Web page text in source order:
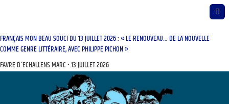
FRANÇAIS MON BEAU SOUCI DU 13 JUILLET 2026 : « LE RENOUVEAU… DE LA NOUVELLE
COMME GENRE LITTÉRAIRE, AVEC PHILIPPE PICHON »
FAVRE D'ECHALLENS MARC 13 JUILLET 2026